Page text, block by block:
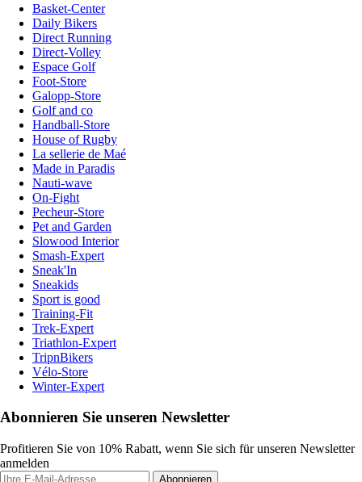
Basket-Center
Daily Bikers
Direct Running
Direct-Volley
Espace Golf
Foot-Store
Galopp-Store
Golf and co
Handball-Store
House of Rugby
La sellerie de Maé
Made in Paradis
Nauti-wave
On-Fight
Pecheur-Store
Pet and Garden
Slowood Interior
Smash-Expert
Sneak'In
Sneakids
Sport is good
Training-Fit
Trek-Expert
Triathlon-Expert
TripnBikers
Vélo-Store
Winter-Expert
Abonnieren Sie unseren Newsletter
Profitieren Sie von 10% Rabatt, wenn Sie sich für unseren Newsletter
anmelden
Abonnieren